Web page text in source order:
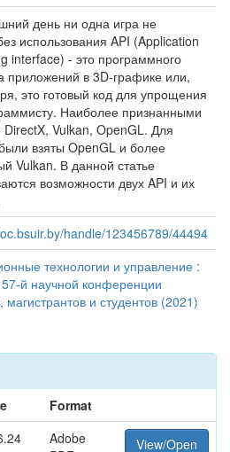
день ни одна игра не
использования API (Application
interface) - это программного
приложений в 3D-графике или,
это готовый код для упрощения
Наиболее признанными
DirectX, Vulkan, OpenGL. Для
взяты OpenGL и более
Vulkan. В данной статье
возможности двух API и их
handle/123456789/44494
технологии и управление :
й научной конференции
магистрантов и студентов (2021)
Format
Adobe
View/Open